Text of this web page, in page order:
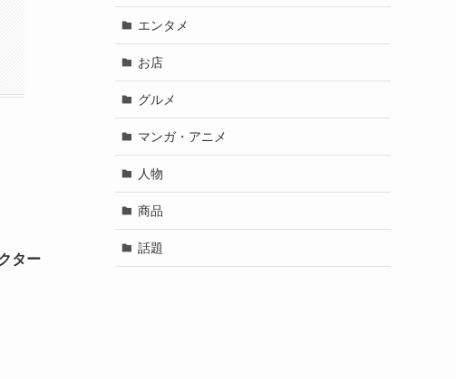
ター
エンタメ
お店
グルメ
マンガ・アニメ
人物
商品
話題